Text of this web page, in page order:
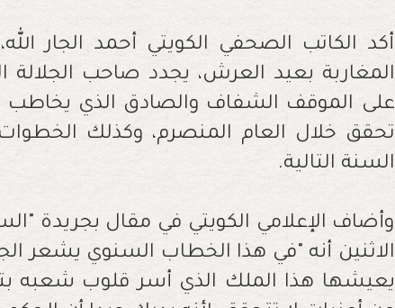
أكد الكاتب الصحفي الكويتي أحمد الجار
المغاربة بعيد العرش، يجدد صاحب
على الموقف الشفاف والصادق الذي
تحقق خلال العام المنصرم، وكذلك
السنة التالية.
وأضاف الإعلامي الكويتي في مقال بجريدة
الاثنين أنه "في هذا الخطاب السنوي يشعر
يعيشها هذا الملك الذي أسر قلوب شعبه